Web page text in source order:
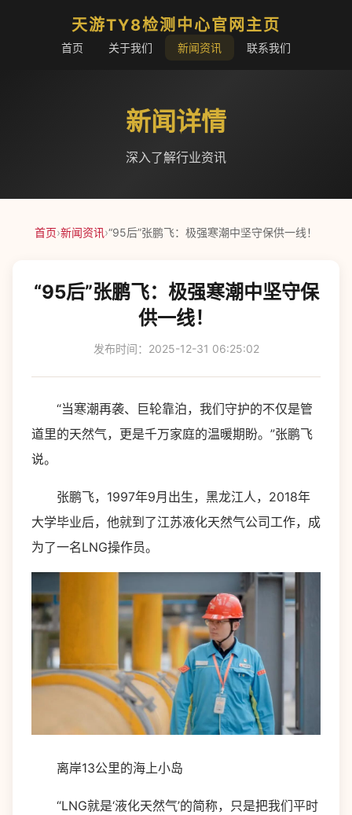
天游TY8检测中心官网主页
首页 关于我们 新闻资讯 联系我们
新闻详情
深入了解行业资讯
首页›新闻资讯›“95后”张鹏飞：极强寒潮中坚守保供一线！
“95后”张鹏飞：极强寒潮中坚守保
供一线！
发布时间：2025-12-31 06:25:02
“当寒潮再袭、巨轮靠泊，我们守护的不仅是管
道里的天然气，更是千万家庭的温暖期盼。”张鹏飞
说。
张鹏飞，1997年9月出生，黑龙江人，2018年
大学毕业后，他就到了江苏液化天然气公司工作，成
为了一名LNG操作员。
离岸13公里的海上小岛
“LNG就是‘液化天然气’的简称，只是把我们平时